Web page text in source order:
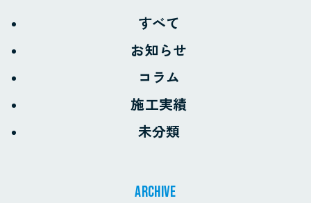
すべて
お知らせ
コラム
施工実績
未分類
archive